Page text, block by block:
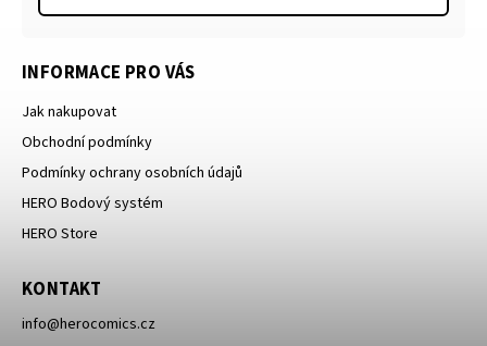
INFORMACE PRO VÁS
Jak nakupovat
Obchodní podmínky
Podmínky ochrany osobních údajů
HERO Bodový systém
HERO Store
KONTAKT
info@herocomics.cz